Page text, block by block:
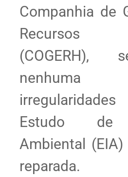
Companhia de
Recursos
(COGERH),
Estudo de
Ambiental
reparada.